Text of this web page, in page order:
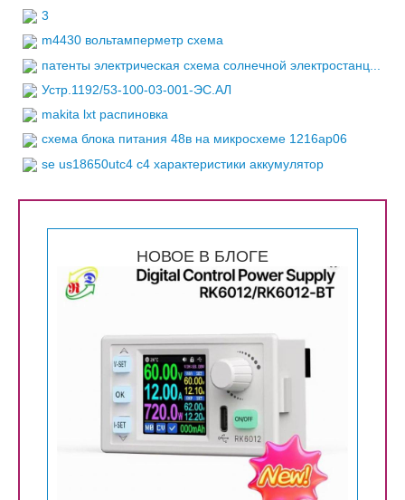
3
m4430 вольтамперметр схема
патенты электрическая схема солнечной электростанц...
Устр.1192/53-100-03-001-ЭС.АЛ
makita lxt распиновка
схема блока питания 48в на микросхеме 1216ap06
se us18650utc4 c4 характеристики аккумулятор
НОВОЕ В БЛОГЕ